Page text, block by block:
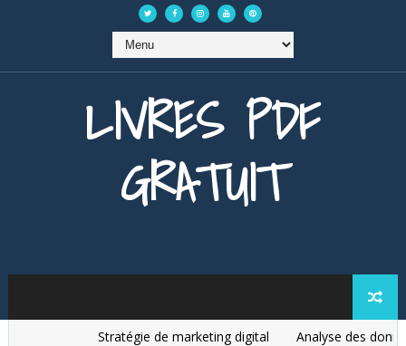
LIVRES PDF
GRATUIT
Stratégie de marketing digital Analyse des données